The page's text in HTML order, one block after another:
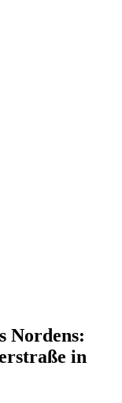
Nordens:
in